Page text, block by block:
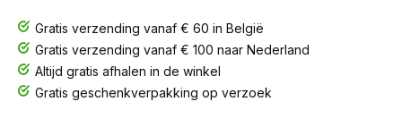
Gratis verzending vanaf € 60 in België
Gratis verzending vanaf € 100 naar Nederland
Altijd gratis afhalen in de winkel
Gratis geschenkverpakking op verzoek